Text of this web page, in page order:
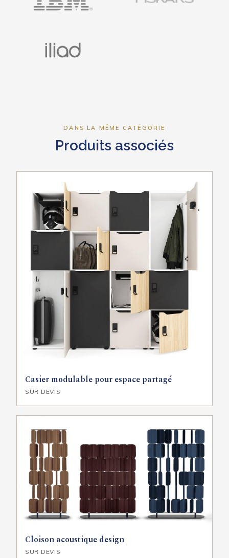
DANS LA MÊME CATÉGORIE
Produits associés
Casier modulable pour espace partagé
SUR DEVIS
Cloison acoustique design
SUR DEVIS